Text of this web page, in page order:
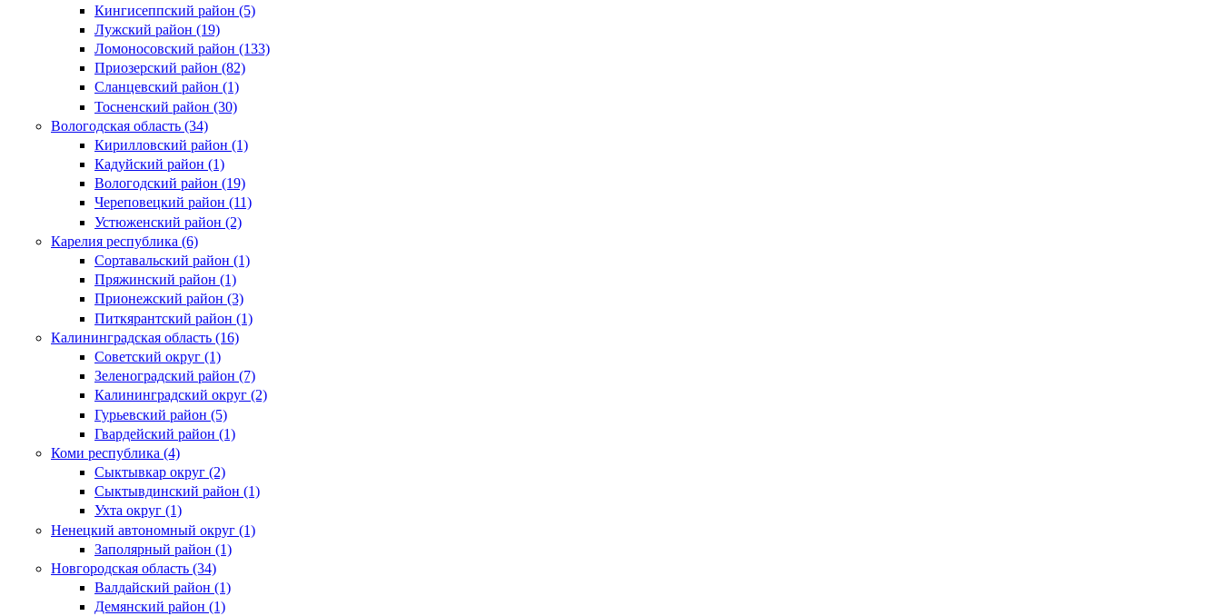
Кингисеппский район (5)
Лужский район (19)
Ломоносовский район (133)
Приозерский район (82)
Сланцевский район (1)
Тосненский район (30)
Вологодская область (34)
Кирилловский район (1)
Кадуйский район (1)
Вологодский район (19)
Череповецкий район (11)
Устюженский район (2)
Карелия республика (6)
Сортавальский район (1)
Пряжинский район (1)
Прионежский район (3)
Питкярантский район (1)
Калининградская область (16)
Советский округ (1)
Зеленоградский район (7)
Калининградский округ (2)
Гурьевский район (5)
Гвардейский район (1)
Коми республика (4)
Сыктывкар округ (2)
Сыктывдинский район (1)
Ухта округ (1)
Ненецкий автономный округ (1)
Заполярный район (1)
Новгородская область (34)
Валдайский район (1)
Демянский район (1)